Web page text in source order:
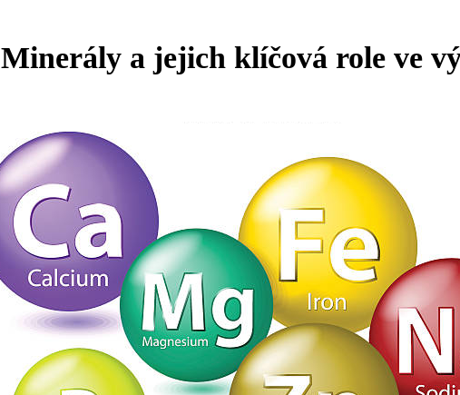
Minerály a jejich klíčová role ve